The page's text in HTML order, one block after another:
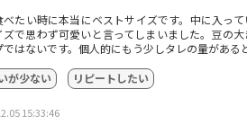
べたい時に本当にベストサイズです。中に入っ
ズで思わず可愛いと言ってしまいました。豆の
ではないです。個人的にもう少しタレの量がある
が少ない
リピートしたい
15:33:46